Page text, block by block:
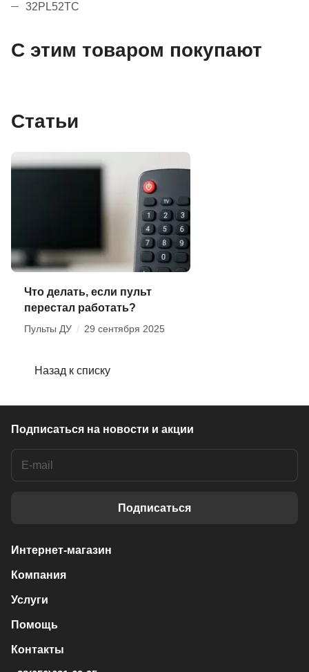
32PL52TC
С этим товаром покупают
Статьи
Что делать, если пульт
перестал работать?
Пульты ДУ / 29 сентября 2025
Назад к списку
Подписаться на новости и акции
Подписаться
Интернет-магазин
Компания
Услуги
Помощь
Контакты